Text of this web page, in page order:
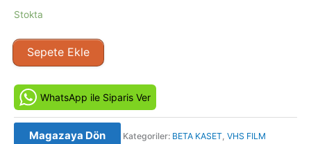
Stokta
Gazino
Bülbülü
Orjinal
Beta
Kaset
Film
Sepete Ekle
WhatsApp ile Siparis Ver
Magazaya Dön Kategoriler: BETA KASET VHS FILM